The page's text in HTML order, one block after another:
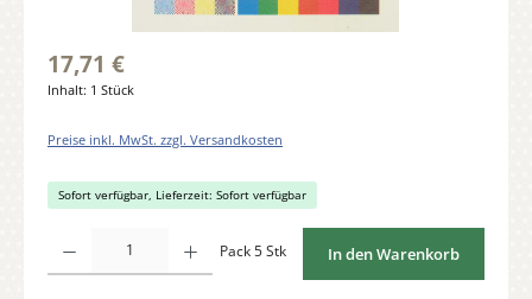
17,71 €
Inhalt: 1 Stück
Preise inkl. MwSt. zzgl. Versandkosten
Sofort verfügbar, Lieferzeit: Sofort verfügbar
Pack 5 Stk In den Warenkorb